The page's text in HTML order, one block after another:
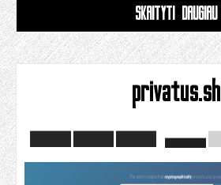
SKAITYTI DAUGIAU
privatus.sh